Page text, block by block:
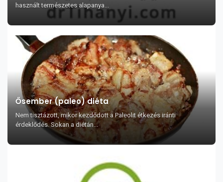
használt természetes alapanya...
Ősember (paleo) diéta
Nem tisztázott, mikor kezdődött a Paleolit étkezés iránti
érdeklődés. Sokan a diétán...